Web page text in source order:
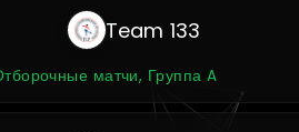
Team 133
матчи, Группа A